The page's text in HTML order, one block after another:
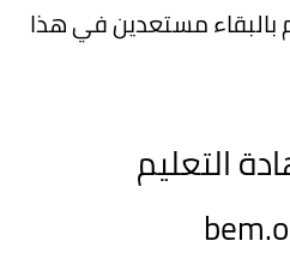
بالبقاء مستعدين في هذا
التعليم